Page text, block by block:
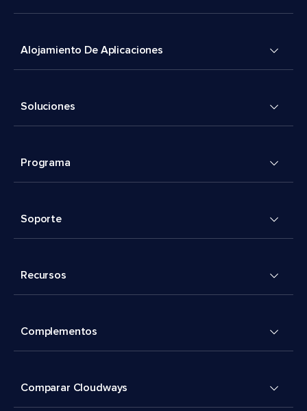
Alojamiento De Aplicaciones
Soluciones
Programa
Soporte
Recursos
Complementos
Comparar Cloudways